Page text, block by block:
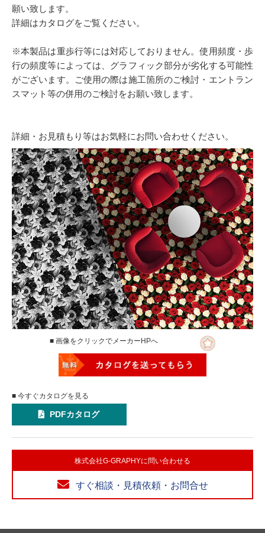
願い致します。
詳細はカタログをご覧ください。
※本製品は重歩行等には対応しておりません。使用頻度・歩
行の頻度等によっては、グラフィック部分が劣化する可能性
がございます。ご使用の際は施工箇所のご検討・エントラン
スマット等の併用のご検討をお願い致します。
詳細・お見積もり等はお気軽にお問い合わせください。
■ 画像をクリックでメーカーHPへ
■ 今すぐカタログを見る
PDFカタログ
株式会社G-GRAPHYに問い合わせる
すぐ相談・見積依頼・お問合せ